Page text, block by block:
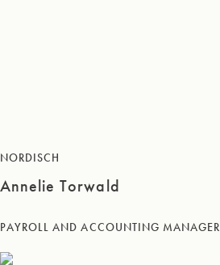
NORDISCH
Annelie Torwald
PAYROLL AND ACCOUNTING MANAGER